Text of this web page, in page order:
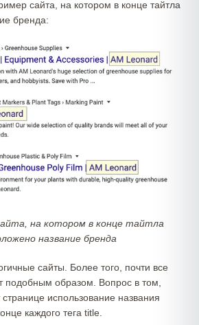
сайта, на котором в конце тайтла
бренда:
на котором в конце тайтла
название бренда
сайты. Более того, почти все
подобным образом. Вопрос в том,
использование названия
каждого тега title.